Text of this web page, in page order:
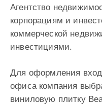
Агентство
корпорациям и
коммерческой
инвестициями.
Для оформления
офиса компания
виниловую плитку